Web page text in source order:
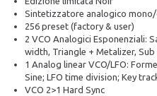
Sintetizzatore analogico
256 preset (factory & user)
2 VCO Analogici Esponenziali:
width, Triangle + Metalizer, Sub
1 Analog linear VCO/LFO:
Sine; LFO time division; Key
VCO 2>1 Hard Sync